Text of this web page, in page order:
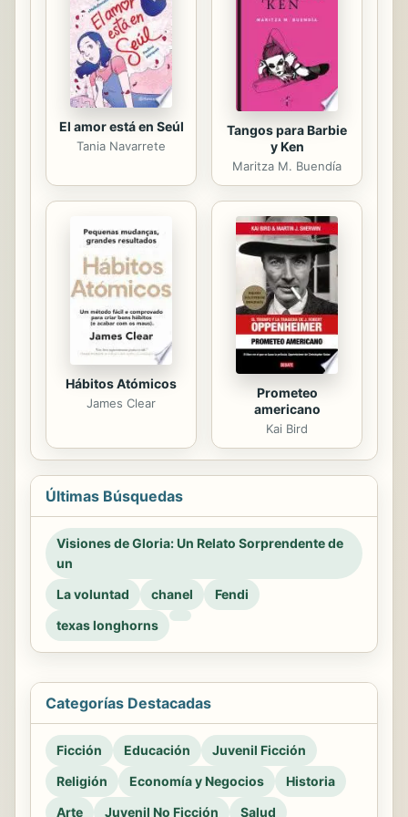
El amor está en Seúl
Tania Navarrete
Tangos para Barbie
y Ken
Maritza M. Buendía
Hábitos Atómicos
James Clear
Prometeo
americano
Kai Bird
Últimas Búsquedas
Visiones de Gloria: Un Relato Sorprendente de
un
La voluntad
chanel
Fendi
texas longhorns
Categorías Destacadas
Ficción Educación
Juvenil Ficción
Religión
Economía y Negocios
Historia
Arte
Juvenil No Ficción Salud